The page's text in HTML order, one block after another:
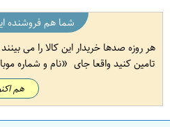
شما هم فروشنده
هر روزه صدها خریدار این کالا را می
تامین کنید واقعا جای
نام و شماره
هم